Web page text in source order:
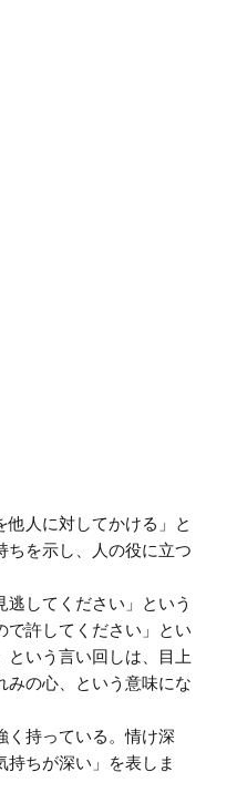
他人に対してかける」と
ちを示し、人の役に立つ
逃してください」という
で許してください」とい
という言い回しは、目上
みの心、という意味にな
く持っている。情け深
持ちが深い」を表しま